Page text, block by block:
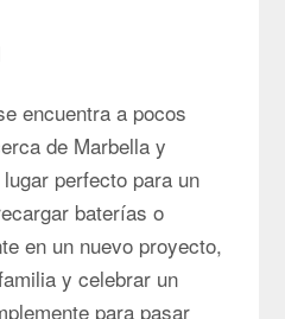
encuentra a pocos
de Marbella y
perfecto para un
baterías o
en un nuevo proyecto,
y celebrar un
para pasar